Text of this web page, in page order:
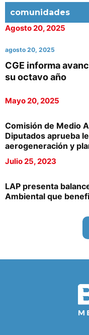
comunidades
Agosto 20, 2025
agosto 20, 2025
CGE informa
su octavo año
Mayo 20, 2025
Comisión de Medio
Diputados aprueba
aerogeneración y
Julio 25, 2023
LAP presenta
Ambiental que